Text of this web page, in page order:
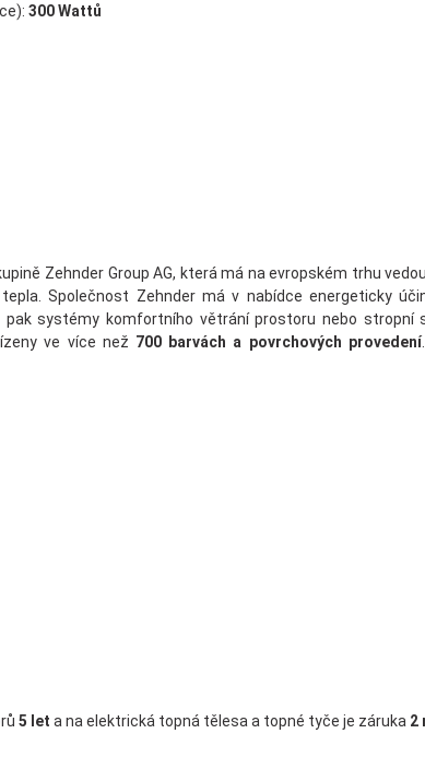
300 Wattů
Zehnder Group AG, která má na evropském trhu
Společnost Zehnder má v nabídce energeticky
systémy komfortního větrání prostoru nebo stropní
ve více než 700 barvách a povrchových provedení
5 let a na elektrická topná tělesa a topné tyče je záruka 2